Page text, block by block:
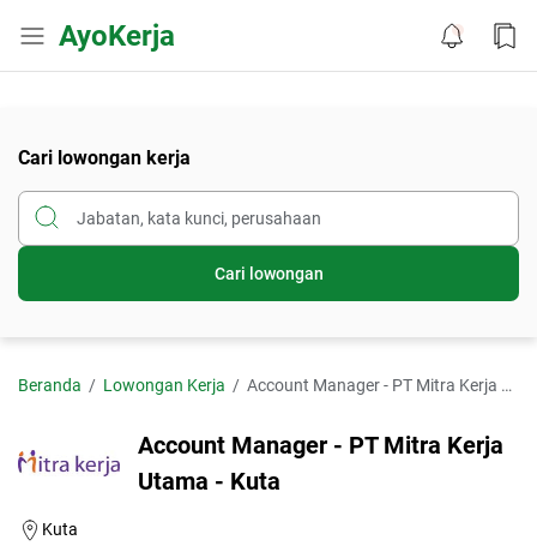
AyoKerja
Cari lowongan kerja
Cari lowongan
Beranda Lowongan Kerja Account Manager - PT Mitra Kerja Utama - Kuta
Account Manager - PT Mitra Kerja
Utama - Kuta
Kuta